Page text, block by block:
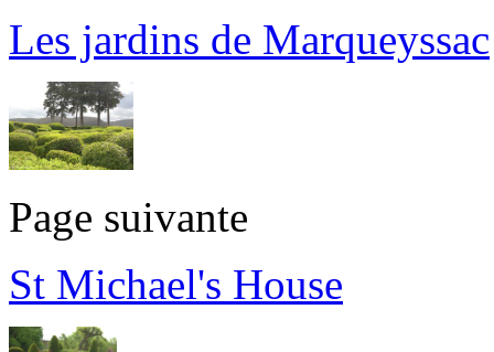
Les jardins de Marqueyssac
Page suivante
St Michael's House